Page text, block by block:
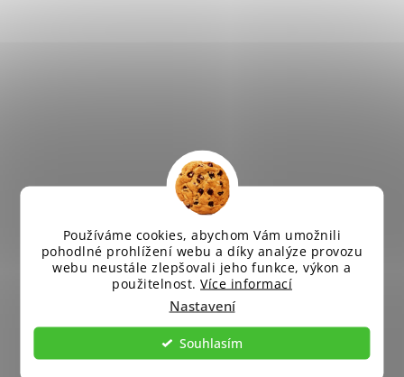
Používáme cookies, abychom Vám umožnili
pohodlné prohlížení webu a díky analýze provozu
webu neustále zlepšovali jeho funkce, výkon a
použitelnost. Více informací
Nastavení
Souhlasím